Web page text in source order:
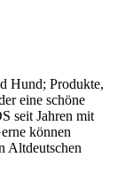
Hund; Produkte,
eine schöne
seit Jahren mit
können
Altdeutschen